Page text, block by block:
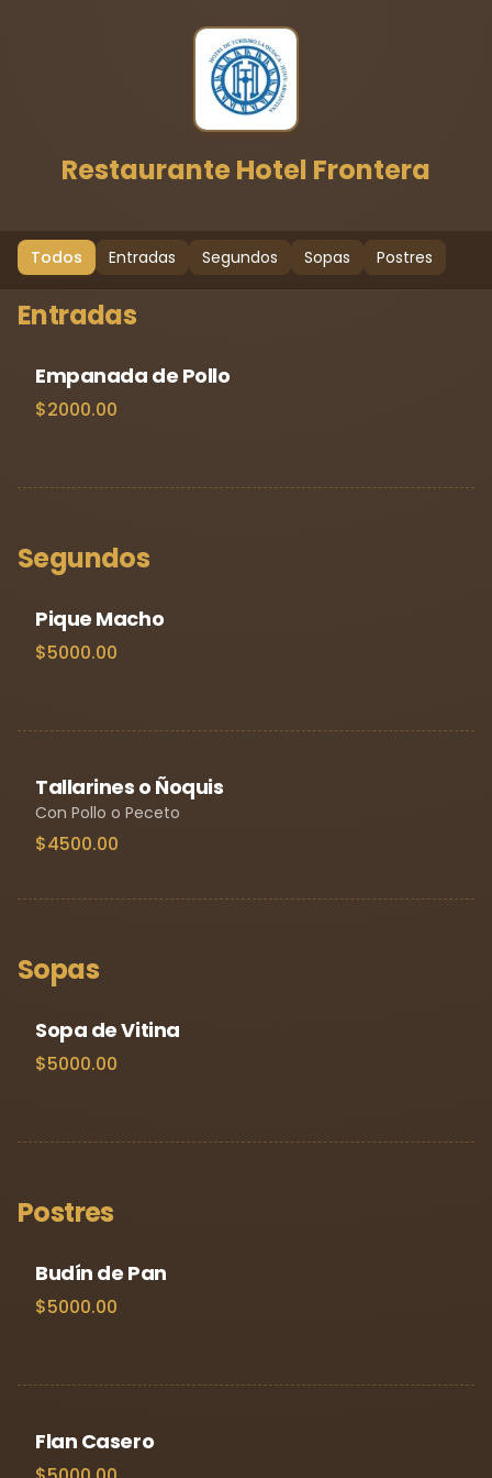
Restaurante Hotel Frontera
Todos Entradas Segundos Sopas Postres
Entradas
Empanada de Pollo
$2000.00
Segundos
Pique Macho
$5000.00
Tallarines o Ñoquis
Con Pollo o Peceto
$4500.00
Sopas
Sopa de Vitina
$5000.00
Postres
Budín de Pan
$5000.00
Flan Casero